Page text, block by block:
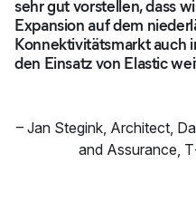
sehr gut vorstellen, dass
Expansion auf dem
Konnektivitätsmarkt auch
den Einsatz von Elastic
– Jan Stegink, Architect,
and Assurance,